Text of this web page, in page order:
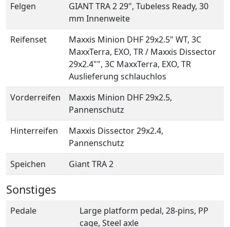
Felgen
GIANT TRA 2 29", Tubeless Ready, 30
mm Innenweite
Reifenset
Maxxis Minion DHF 29x2.5" WT, 3C
MaxxTerra, EXO, TR / Maxxis Dissector
29x2.4"", 3C MaxxTerra, EXO, TR
Auslieferung schlauchlos
Vorderreifen
Maxxis Minion DHF 29x2.5,
Pannenschutz
Hinterreifen
Maxxis Dissector 29x2.4,
Pannenschutz
Speichen
Giant TRA 2
Sonstiges
Pedale
Large platform pedal, 28-pins, PP
cage, Steel axle